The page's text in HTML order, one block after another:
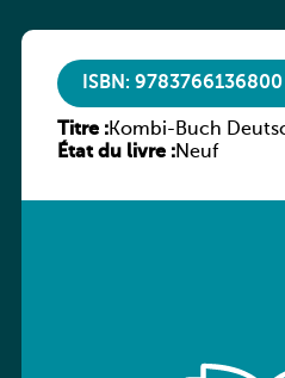
ISBN: 9783766136800
Titre :Kombi-Buch
État du livre :Neuf